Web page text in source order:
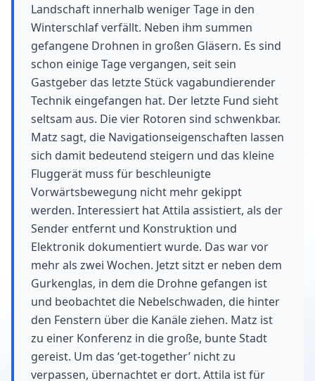
Landschaft innerhalb weniger Tage in den
Winterschlaf verfällt. Neben ihm summen
gefangene Drohnen in großen Gläsern. Es sind
schon einige Tage vergangen, seit sein
Gastgeber das letzte Stück vagabundierender
Technik eingefangen hat. Der letzte Fund sieht
seltsam aus. Die vier Rotoren sind schwenkbar.
Matz sagt, die Navigationseigenschaften lassen
sich damit bedeutend steigern und das kleine
Fluggerät muss für beschleunigte
Vorwärtsbewegung nicht mehr gekippt
werden. Interessiert hat Attila assistiert, als der
Sender entfernt und Konstruktion und
Elektronik dokumentiert wurde. Das war vor
mehr als zwei Wochen. Jetzt sitzt er neben dem
Gurkenglas, in dem die Drohne gefangen ist
und beobachtet die Nebelschwaden, die hinter
den Fenstern über die Kanäle ziehen. Matz ist
zu einer Konferenz in die große, bunte Stadt
gereist. Um das ‘get-together’ nicht zu
verpassen, übernachtet er dort. Attila ist für